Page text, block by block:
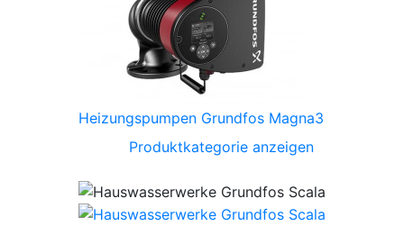
Heizungspumpen Grundfos Magna3
Produktkategorie anzeigen